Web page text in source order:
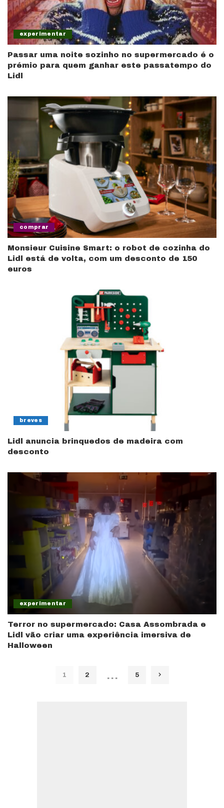
experimentar
Passar uma noite sozinho no supermercado é o
prémio para quem ganhar este passatempo do
Lidl
comprar
Monsieur Cuisine Smart: o robot de cozinha do
Lidl está de volta, com um desconto de 150
euros
breves
Lidl anuncia brinquedos de madeira com
desconto
experimentar
Terror no supermercado: Casa Assombrada e
Lidl vão criar uma experiência imersiva de
Halloween
1 2 … 5